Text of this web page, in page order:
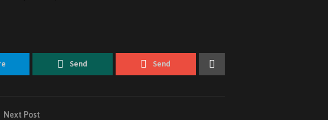
Send Send
Next Post